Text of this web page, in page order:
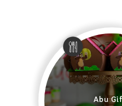
Abu